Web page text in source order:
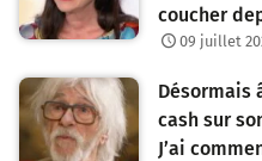
coucher
09 juillet
Désormais
cash sur
J’ai